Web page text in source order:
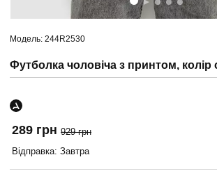
Модель: 244R2530
Футболка чоловіча з принтом, колір
289 грн 929 грн
Відправка: Завтра